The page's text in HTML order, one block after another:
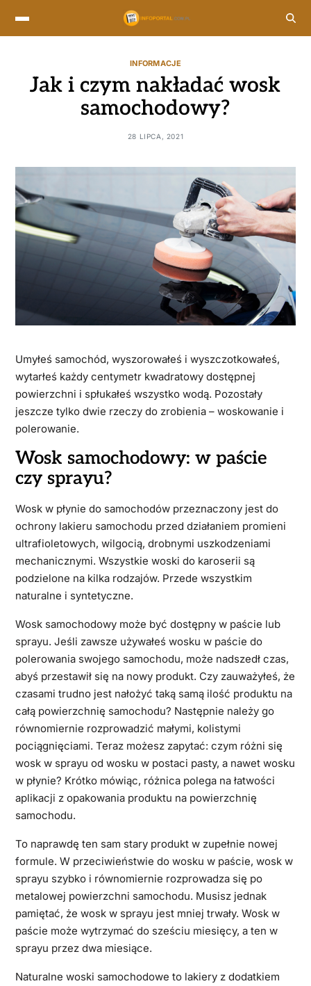
INFORMACJE
Jak i czym nakładać wosk
samochodowy?
28 LIPCA, 2021
Umyłeś samochód, wyszorowałeś i wyszczotkowałeś,
wytarłeś każdy centymetr kwadratowy dostępnej
powierzchni i spłukałeś wszystko wodą. Pozostały
jeszcze tylko dwie rzeczy do zrobienia – woskowanie i
polerowanie.
Wosk samochodowy: w paście
czy sprayu?
Wosk w płynie do samochodów przeznaczony jest do
ochrony lakieru samochodu przed działaniem promieni
ultrafioletowych, wilgocią, drobnymi uszkodzeniami
mechanicznymi. Wszystkie woski do karoserii są
podzielone na kilka rodzajów. Przede wszystkim
naturalne i syntetyczne.
Wosk samochodowy może być dostępny w paście lub
sprayu. Jeśli zawsze używałeś wosku w paście do
polerowania swojego samochodu, może nadszedł czas,
abyś przestawił się na nowy produkt. Czy zauważyłeś, że
czasami trudno jest nałożyć taką samą ilość produktu na
całą powierzchnię samochodu? Następnie należy go
równomiernie rozprowadzić małymi, kolistymi
pociągnięciami. Teraz możesz zapytać: czym różni się
wosk w sprayu od wosku w postaci pasty, a nawet wosku
w płynie? Krótko mówiąc, różnica polega na łatwości
aplikacji z opakowania produktu na powierzchnię
samochodu.
To naprawdę ten sam stary produkt w zupełnie nowej
formule. W przeciwieństwie do wosku w paście, wosk w
sprayu szybko i równomiernie rozprowadza się po
metalowej powierzchni samochodu. Musisz jednak
pamiętać, że wosk w sprayu jest mniej trwały. Wosk w
paście może wytrzymać do sześciu miesięcy, a ten w
sprayu przez dwa miesiące.
Naturalne woski samochodowe to lakiery z dodatkiem